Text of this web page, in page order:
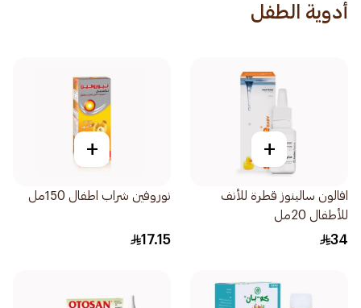
أدوية الطفل
+
افالون سالينوز قطرة للأنف
للأطفال 20مل
34
+
نوروفين شراب اطفال 150مل
17.15